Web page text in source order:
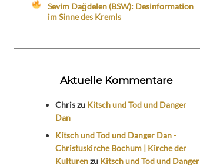
Sevim Dağdelen (BSW): Desinformation
im Sinne des Kremls
Aktuelle Kommentare
Chriszu Kitsch und Tod und Danger
Dan
Kitsch und Tod und Danger Dan -
Christuskirche Bochum | Kirche der
Kulturenzu Kitsch und Tod und Danger